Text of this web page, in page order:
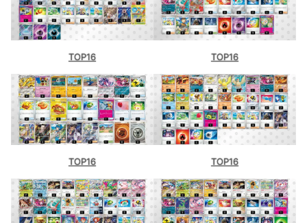
TOP16 TOP16
TOP16 TOP16